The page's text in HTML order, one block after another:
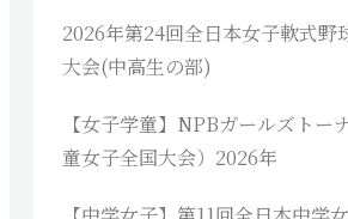
2026年第24回全日本女子軟式野
大会(中高生の部)
【女子学童】NPBガールズトー
童女子全国大会）2026年